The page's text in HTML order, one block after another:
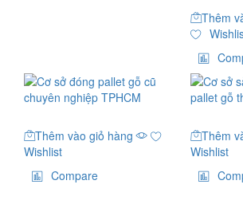
Thêm
Thêm vào giỏ hàng
Wishlist
Compare
Thêm
Wishlist